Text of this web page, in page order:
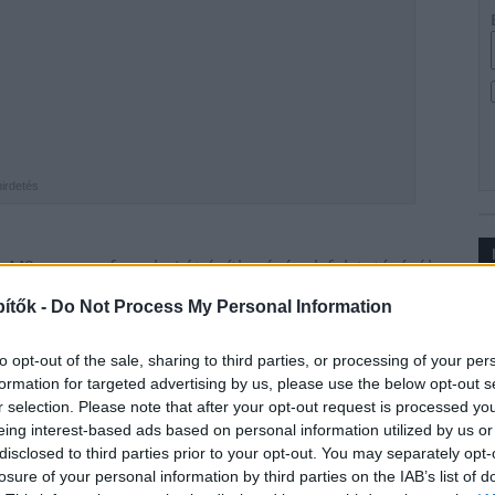
- Do Not Process My Personal Information
opt-out of the sale, sharing to third parties, or processing of your
for targeted advertising by us, please use the below opt-out
selection. Please note that after your opt-out request is processed
interest-based ads based on personal information utilized by us
to third parties prior to your opt-out. You may separately
of your personal information by third parties on the IAB’s list of
es gyorsforgalmi út építkezésének folytatásáról.
az M2-es négyütemüsítése, mely a térség
fejlesztés volt, nemrég az északabbra fekvő
található drégelypalánki komplex pihenőhely
Tervező Zrt.-UTIBER Kft.-UNITEF'83 Zrt.
Kft. tervezi meg).